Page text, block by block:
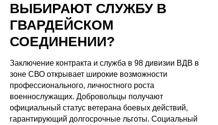
ВЫБИРАЮТ СЛУЖБУ В
ГВАРДЕЙСКОМ
СОЕДИНЕНИИ?
Заключение контракта и служба в 98 дивизии ВДВ в
зоне СВО открывает широкие возможности
профессионального, личностного роста
военнослужащих. Добровольцы получают
официальный статус ветерана боевых действий,
гарантирующий долгосрочные льготы. Социальный